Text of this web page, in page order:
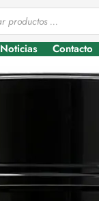
Noticias Contacto